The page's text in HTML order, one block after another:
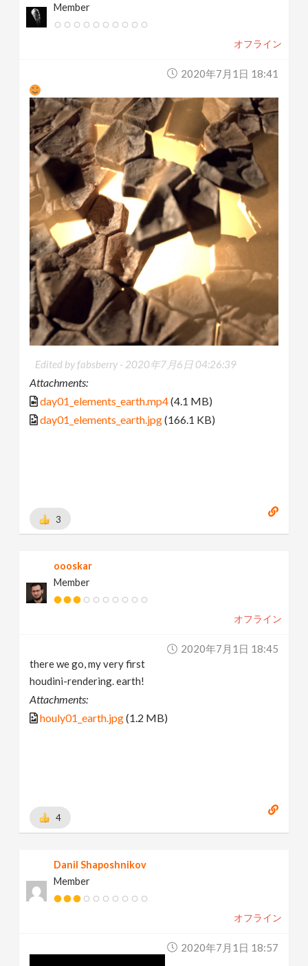
Member
オフライン
2020年7月1日 18:41
Edited by fabsberry - 2020年7月6日 04:26:39
Attachments:
day01_elements_earth.mp4(4.1 MB)
day01_elements_earth.jpg(166.1 KB)
3
oooskar
Member
オフライン
2020年7月1日 18:45
there we go, my very first
houdini-rendering. earth!
Attachments:
houly01_earth.jpg(1.2 MB)
4
Danil Shaposhnikov
Member
オフライン
2020年7月1日 18:57